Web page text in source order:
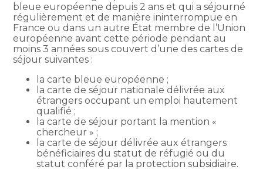
bleue européenne depuis 2 ans et qui a séjourné
régulièrement et de manière ininterrompue en
France ou dans un autre État membre de l’Union
européenne avant cette période pendant au
moins 3 années sous couvert d’une des cartes de
séjour suivantes :
la carte bleue européenne ;
la carte de séjour nationale délivrée aux
étrangers occupant un emploi hautement
qualifié ;
la carte de séjour portant la mention «
chercheur » ;
la carte de séjour délivrée aux étrangers
bénéficiaires du statut de réfugié ou du
statut conféré par la protection subsidiaire.